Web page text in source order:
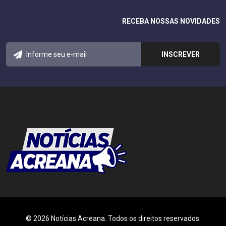
RECEBA NOSSAS NOVIDADES
© 2026 Notícias Acreana. Todos os direitos reservados.